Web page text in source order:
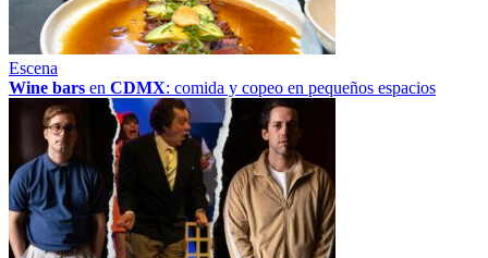
Escena
Wine bars en CDMX: comida y copeo en pequeños espacios